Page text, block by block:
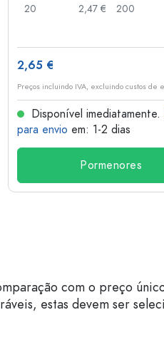
20
2,47 €
200
2,65 €
Preços incluindo IVA, excluindo custos de
Disponível imediatamente.
para envio em: 1-2 dias
Pormenores
com o preço
estas devem ser